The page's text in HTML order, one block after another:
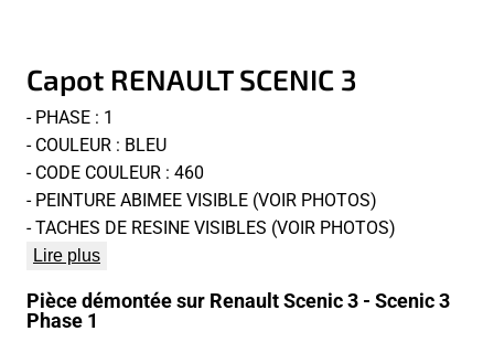
Capot RENAULT SCENIC 3
- PHASE : 1
- COULEUR : BLEU
- CODE COULEUR : 460
- PEINTURE ABIMEE VISIBLE (VOIR PHOTOS)
- TACHES DE RESINE VISIBLES (VOIR PHOTOS)
Lire plus
Pièce démontée sur Renault Scenic 3 - Scenic 3
Phase 1